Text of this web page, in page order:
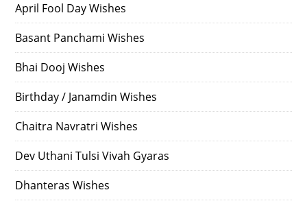
April Fool Day Wishes
Basant Panchami Wishes
Bhai Dooj Wishes
Birthday / Janamdin Wishes
Chaitra Navratri Wishes
Dev Uthani Tulsi Vivah Gyaras
Dhanteras Wishes